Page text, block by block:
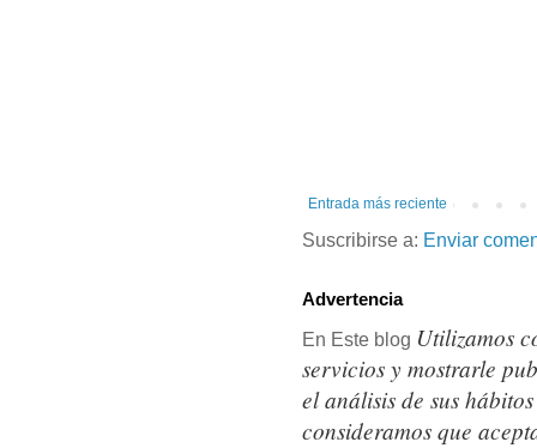
Entrada más reciente
Suscribirse a: Enviar
Advertencia
En Este blog Utilizamos
servicios y mostrarle
el análisis de sus
consideramos que